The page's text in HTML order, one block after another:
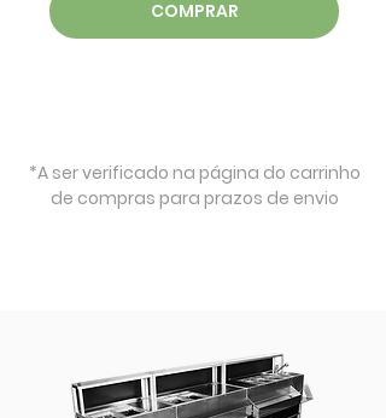
COMPRAR
*A ser verificado na página do carrinho
de compras para prazos de envio